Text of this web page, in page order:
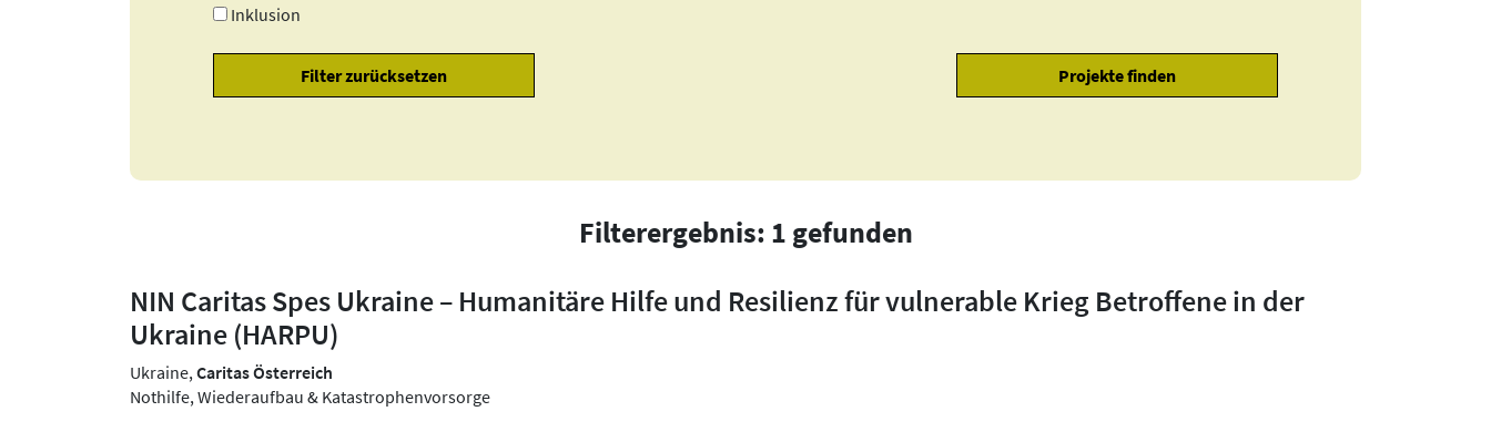
Inklusion
Filterergebnis: 1 gefunden
NIN Caritas Spes Ukraine – Humanitäre Hilfe und Resilienz für vulnerable Krieg Betroffene in der
Ukraine (HARPU)
Ukraine,Caritas Österreich
Nothilfe, Wiederaufbau & Katastrophenvorsorge